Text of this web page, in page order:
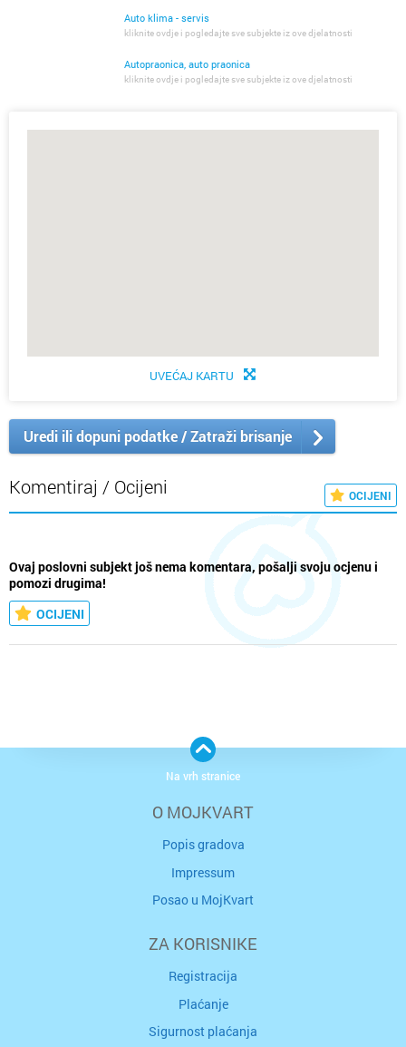
Auto klima - servis
kliknite ovdje i pogledajte sve subjekte iz ove djelatnosti
Autopraonica, auto praonica
kliknite ovdje i pogledajte sve subjekte iz ove djelatnosti
UVEĆAJ KARTU
Uredi ili dopuni podatke / Zatraži brisanje
Komentiraj / Ocijeni OCIJENI
Ovaj poslovni subjekt još nema komentara, pošalji svoju ocjenu i
pomozi drugima!
OCIJENI
O MOJKVART
Popis gradova
Impressum
Posao u MojKvart
ZA KORISNIKE
Registracija
Plaćanje
Sigurnost plaćanja
Na vrh stranice